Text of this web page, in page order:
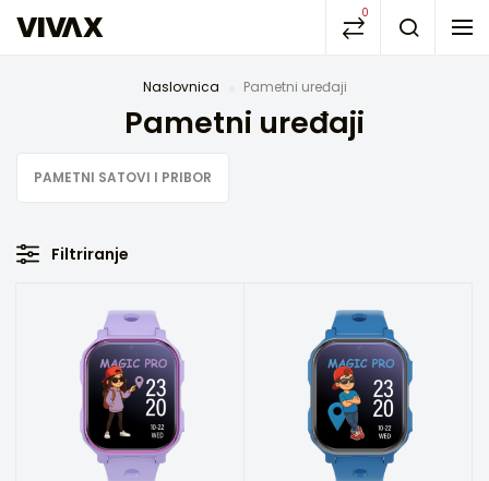
0
Naslovnica Pametni uređaji
Pametni uređaji
PAMETNI SATOVI I PRIBOR
Filtriranje